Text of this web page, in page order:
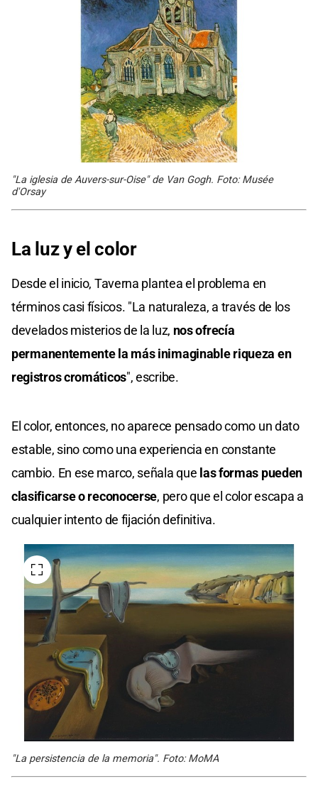
"La iglesia de Auvers-sur-Oise" de Van Gogh. Foto: Musée
d'Orsay
La luz y el color
Desde el inicio, Taverna plantea el problema en
términos casi físicos. "La naturaleza, a través de los
develados misterios de la luz, nos ofrecía
permanentemente la más inimaginable riqueza en
registros cromáticos", escribe.
El color, entonces, no aparece pensado como un dato
estable, sino como una experiencia en constante
cambio. En ese marco, señala que las formas pueden
clasificarse o reconocerse, pero que el color escapa a
cualquier intento de fijación definitiva.
"La persistencia de la memoria". Foto: MoMA